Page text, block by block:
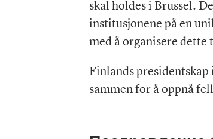
skal holdes i Brussel.
institusjonene på en
med å organisere dette
Finlands
sammen for å oppnå